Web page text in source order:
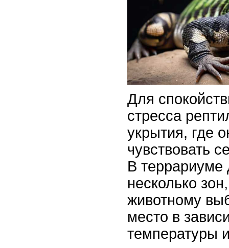
Для
стресса
укрытия, где
чувствовать
В
несколько
животному
место в
температуры